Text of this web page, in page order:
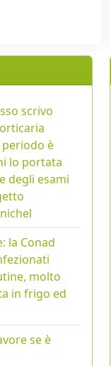
scrivo
è
lo portata
degli esami
la Conad
molto
in frigo ed
se è